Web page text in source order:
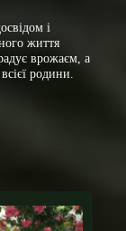
і
життя
врожаєм, а
родини.